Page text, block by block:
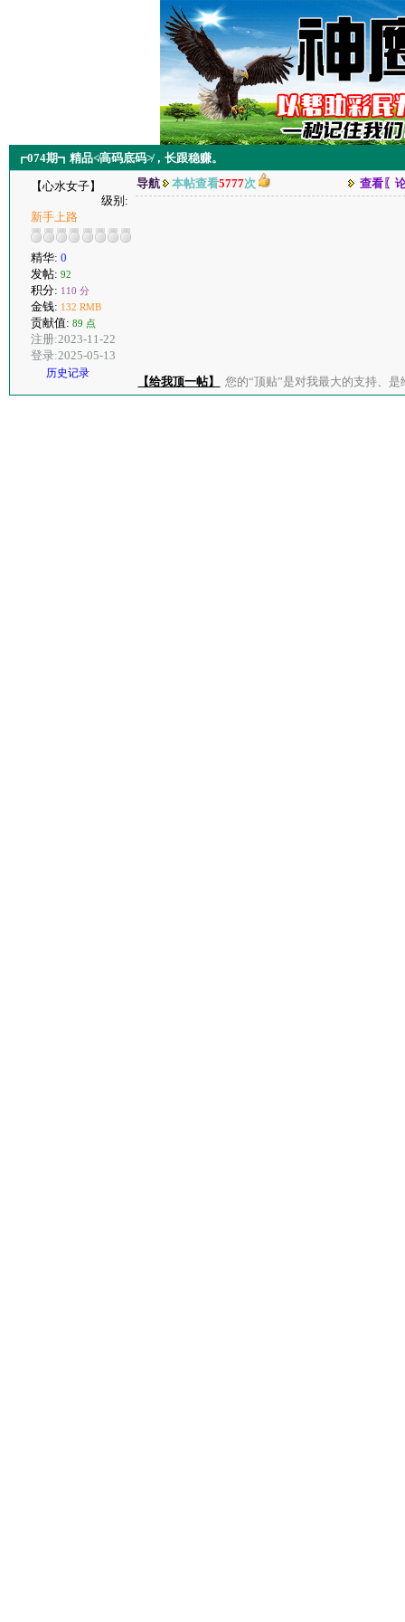
┏074期┓精品≮高码底码≯，长跟稳赚。
【心水女子】
级别:
新手上路
精华: 0
发帖: 92
积分: 110 分
金钱: 132 RMB
贡献值: 89 点
注册:2023-11-22
登录:2025-05-13
历史记录
导航 本帖查看5777次 查看〖
【给我顶一帖】 您的“顶贴”是对我最大的支持、